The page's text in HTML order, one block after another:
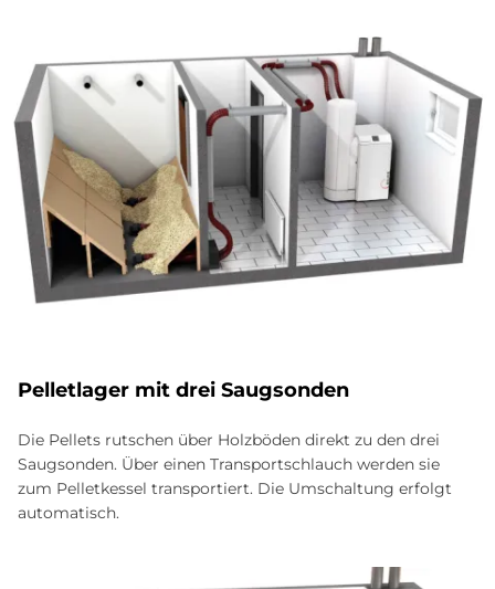
Pelletlager mit drei Saugsonden
Die Pellets rutschen über Holzböden direkt zu den drei
Saugsonden. Über einen Transportschlauch werden sie
zum Pelletkessel transportiert. Die Umschaltung erfolgt
automatisch.